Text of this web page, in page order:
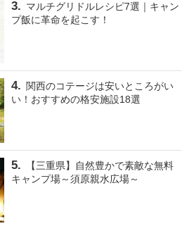
マルチグリドルレシピ7選｜キャン
プ飯に革命を起こす！
関西のコテージは安いところがい
い！おすすめの格安施設18選
【三重県】自然豊かで素敵な無料
キャンプ場～須原親水広場～